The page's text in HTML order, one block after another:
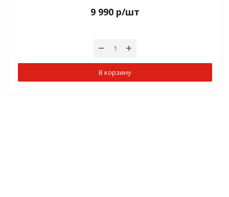
9 990 р/шт
В корзину